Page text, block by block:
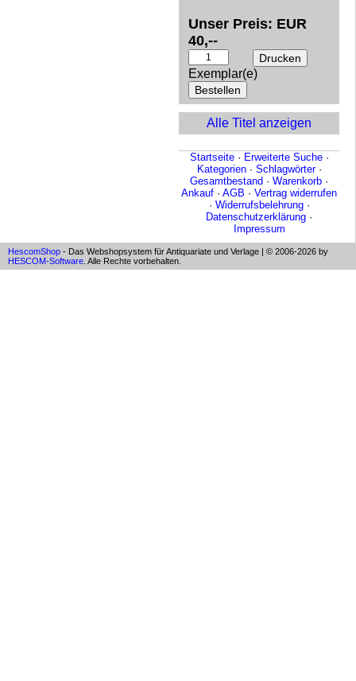
Unser Preis: EUR
40,--
Exemplar(e)
Alle Titel anzeigen
Startseite· Erweiterte Suche·
Kategorien· Schlagwörter·
Gesamtbestand · Warenkorb ·
Ankauf · AGB · Vertrag widerrufen
· Widerrufsbelehrung·
Datenschutzerklärung ·
Impressum
HescomShop - Das Webshopsystem für Antiquariate und Verlage | © 2006-2026 by
HESCOM-Software . Alle Rechte vorbehalten.